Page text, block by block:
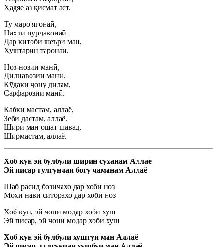
Ҳадяе аз қисмат аст.
Ту маро ягонаӣ,
Нахли пурҷавонаӣ.
Дар китоби шеъри ман,
Хуштарин таронаӣ.
Ноз-нозии манӣ,
Дилнавозии манӣ.
Кӯдаки ҷону дилам,
Сарфарозии манӣ.
Кабки мастам, аллаё,
Зеби дастам, аллаё.
Шири ман ошат шавад,
Ширмастам, аллаё.
Хоб кун эй булбули ширин суханам Аллаё
Эй писар гулгунчаи богу чаманам Аллаё
Шаб расид бозичахо дар хоби ноз
Мохи нави ситорахо дар хоби ноз
Хоб кун, эй чони модар хоби хуш
Эй писар, эй чони модар хоби хуш
Хоб кун эй булбули хушгуи ман Аллаё